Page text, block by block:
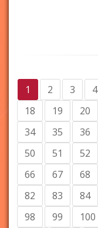
1 2 3 4
18
19 20
34
35 36
50
51 52
66
67 68
82
83 84
98
99 100